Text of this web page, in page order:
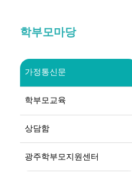
학부모마당
가정통신문
학부모교육
상담함
광주학부모지원센터